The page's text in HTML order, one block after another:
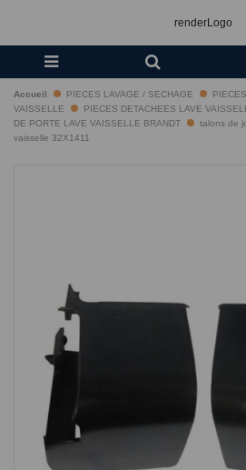
renderLogo
Accueil PIECES LAVAGE / SECHAGE
VAISSELLE
PIECES DETACHEES LAVE
DE PORTE LAVE VAISSELLE BRANDT
talons de
vaisselle 32X1411